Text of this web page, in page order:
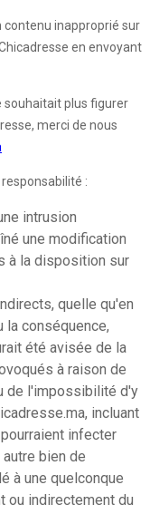
inapproprié sur
en envoyant
souhaitait plus figurer
merci de nous
:
intrusion
une modification
à la disposition sur
quelle qu'en
la conséquence,
été avisée de la
à raison de
de l'impossibilité d'y
incluant
infecter
bien de
à une quelconque
ou indirectement du